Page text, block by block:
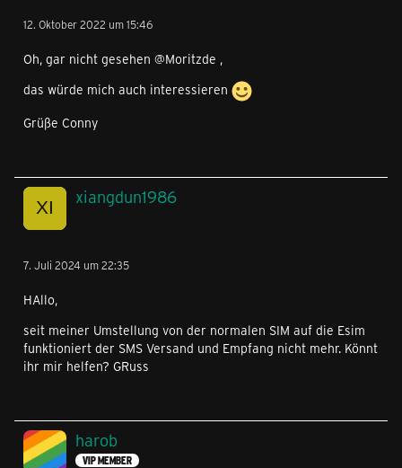
12. Oktober 2022 um 15:46
Oh, gar nicht gesehen @Moritzde ,
das würde mich auch interessieren
Grüße Conny
xiangdun1986
7. Juli 2024 um 22:35
HAllo,
seit meiner Umstellung von der normalen SIM auf die Esim
funktioniert der SMS Versand und Empfang nicht mehr. Könnt
ihr mir helfen? GRuss
harob
VIP MEMBER